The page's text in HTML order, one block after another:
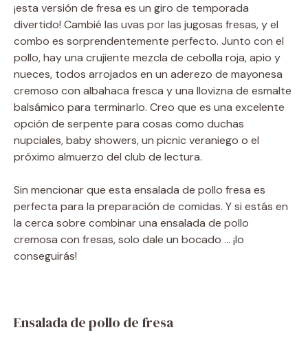
¡esta versión de fresa es un giro de temporada
divertido! Cambié las uvas por las jugosas fresas, y el
combo es sorprendentemente perfecto. Junto con el
pollo, hay una crujiente mezcla de cebolla roja, apio y
nueces, todos arrojados en un aderezo de mayonesa
cremoso con albahaca fresca y una llovizna de esmalte
balsámico para terminarlo. Creo que es una excelente
opción de serpente para cosas como duchas
nupciales, baby showers, un picnic veraniego o el
próximo almuerzo del club de lectura.
Sin mencionar que esta ensalada de pollo fresa es
perfecta para la preparación de comidas. Y si estás en
la cerca sobre combinar una ensalada de pollo
cremosa con fresas, solo dale un bocado … ¡lo
conseguirás!
Ensalada de pollo de fresa